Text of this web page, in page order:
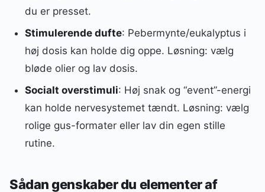
du er presset.
Stimulerende dufte: Pebermynte/eukalyptus i
høj dosis kan holde dig oppe. Løsning: vælg
bløde olier og lav dosis.
Socialt overstimuli: Høj snak og “event”-energi
kan holde nervesystemet tændt. Løsning: vælg
rolige gus-formater eller lav din egen stille
rutine.
Sådan genskaber du elementer af